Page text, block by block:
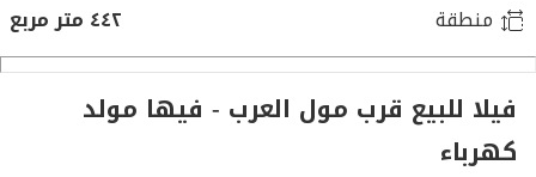
منطقة
٤٤٢ متر مربع
فيلا للبيع قرب مول العرب - فيها مولد
كهرباء